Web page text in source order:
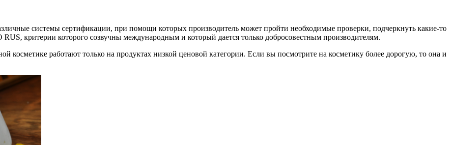
системы сертификации, при помощи которых производитель может пройти необходимые проверки, подчеркнуть какие-то
критерии которого созвучны международным и который дается только добросовестным производителям.
косметике работают только на продуктах низкой ценовой категории. Если вы посмотрите на косметику более дорогую, то она и